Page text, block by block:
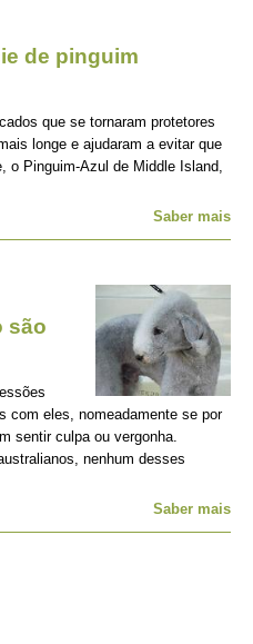
de pinguim
que se tornaram protetores
longe e ajudaram a evitar que
o Pinguim-Azul de Middle Island,
Saber mais
são
com eles, nomeadamente se por
sentir culpa ou vergonha.
nenhum desses
Saber mais